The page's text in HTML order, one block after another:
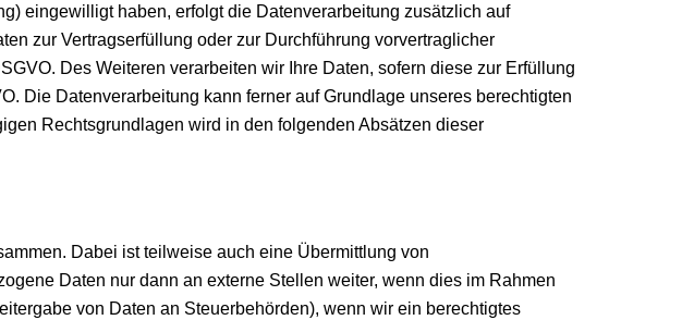
eingewilligt haben, erfolgt die Datenverarbeitung zusätzlich auf
zur Vertragserfüllung oder zur Durchführung vorvertraglicher
Des Weiteren verarbeiten wir Ihre Daten, sofern diese zur Erfüllung
Die Datenverarbeitung kann ferner auf Grundlage unseres berechtigten
Rechtsgrundlagen wird in den folgenden Absätzen dieser
Dabei ist teilweise auch eine Übermittlung von
Daten nur dann an externe Stellen weiter, wenn dies im Rahmen
von Daten an Steuerbehörden), wenn wir ein berechtigtes